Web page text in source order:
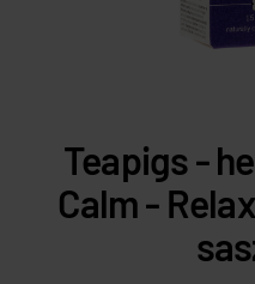
Teapigs -
Calm -